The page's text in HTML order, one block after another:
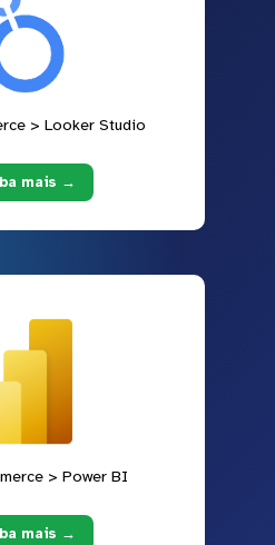
> Looker Studio
mais →
> Power BI
mais →